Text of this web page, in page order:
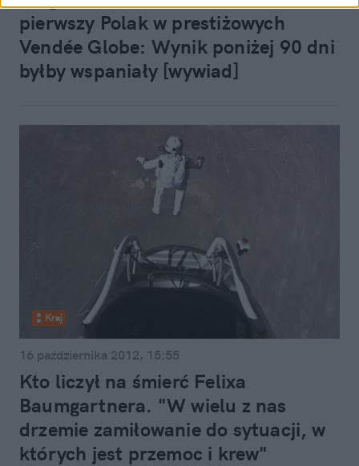
pierwszy Polak w prestiżowych
Vendée Globe: Wynik poniżej 90 dni
byłby wspaniały [wywiad]
Kraj
16 października 2012, 15:55
Kto liczył na śmierć Felixa
Baumgartnera. "W wielu z nas
drzemie zamiłowanie do sytuacji, w
których jest przemoc i krew"